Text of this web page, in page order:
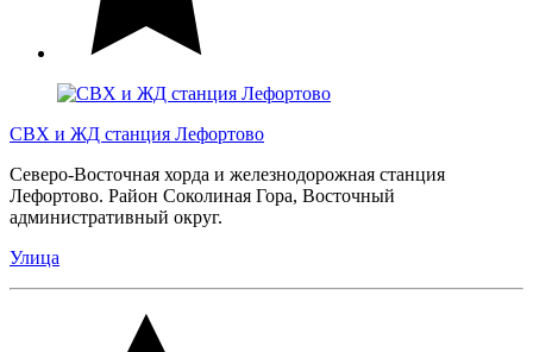
СВХ и ЖД станция Лефортово
Северо-Восточная хорда и железнодорожная станция
Лефортово. Район Соколиная Гора, Восточный
административный округ.
Улица